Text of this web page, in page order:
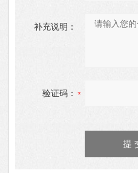
补充说明：
验证码：